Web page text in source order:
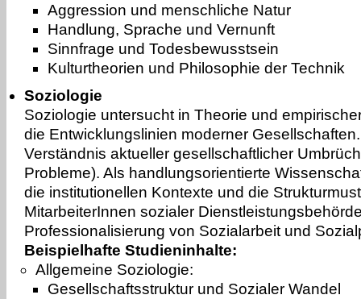
Aggression und menschliche Natur
Handlung, Sprache und Vernunft
Sinnfrage und Todesbewusstsein
Kulturtheorien und Philosophie der Technik
Soziologie
Soziologie untersucht in Theorie und
die Entwicklungslinien moderner
Verständnis aktueller gesellschaftlicher
Probleme). Als handlungsorientierte
die institutionellen Kontexte und die
MitarbeiterInnen sozialer
Professionalisierung von Sozialarbeit und
Beispielhafte Studieninhalte:
Allgemeine Soziologie:
Gesellschaftsstruktur und Sozialer Wandel